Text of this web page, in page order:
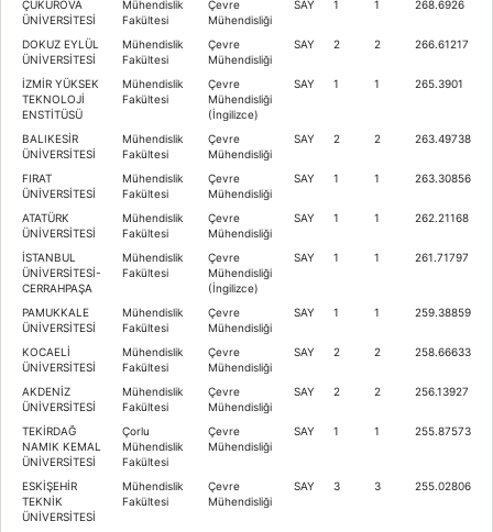
ÇUKUROVA
ÜNİVERSİTESİ
Mühendislik
Fakültesi
Çevre
Mühendisliği
SAY 1 1 268.6926
DOKUZ EYLÜL
ÜNİVERSİTESİ
Mühendislik
Fakültesi
Çevre
Mühendisliği
SAY 2 2 266.61217
İZMİR YÜKSEK
TEKNOLOJİ
ENSTİTÜSÜ
Mühendislik
Fakültesi
Çevre
Mühendisliği
(İngilizce)
SAY 1 1 265.3901
BALIKESİR
ÜNİVERSİTESİ
Mühendislik
Fakültesi
Çevre
Mühendisliği
SAY 2 2 263.49738
FIRAT
ÜNİVERSİTESİ
Mühendislik
Fakültesi
Çevre
Mühendisliği
SAY 1 1 263.30856
ATATÜRK
ÜNİVERSİTESİ
Mühendislik
Fakültesi
Çevre
Mühendisliği
SAY 1 1 262.21168
İSTANBUL
ÜNİVERSİTESİ-
CERRAHPAŞA
Mühendislik
Fakültesi
Çevre
Mühendisliği
(İngilizce)
SAY 1 1 261.71797
PAMUKKALE
ÜNİVERSİTESİ
Mühendislik
Fakültesi
Çevre
Mühendisliği
SAY 1 1 259.38859
KOCAELİ
ÜNİVERSİTESİ
Mühendislik
Fakültesi
Çevre
Mühendisliği
SAY 2 2 258.66633
AKDENİZ
ÜNİVERSİTESİ
Mühendislik
Fakültesi
Çevre
Mühendisliği
SAY 2 2 256.13927
TEKİRDAĞ
NAMIK KEMAL
ÜNİVERSİTESİ
Çorlu
Mühendislik
Fakültesi
Çevre
Mühendisliği
SAY 1 1 255.87573
ESKİŞEHİR
TEKNİK
ÜNİVERSİTESİ
Mühendislik
Fakültesi
Çevre
Mühendisliği
SAY 3 3 255.02806